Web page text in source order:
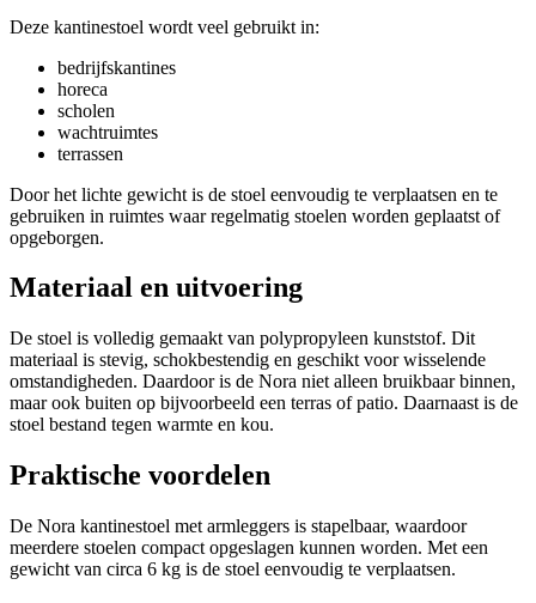
Deze kantinestoel wordt veel gebruikt in:
bedrijfskantines
horeca
scholen
wachtruimtes
terrassen
Door het lichte gewicht is de stoel eenvoudig te verplaatsen en te
gebruiken in ruimtes waar regelmatig stoelen worden geplaatst of
opgeborgen.
Materiaal en uitvoering
De stoel is volledig gemaakt van polypropyleen kunststof. Dit
materiaal is stevig, schokbestendig en geschikt voor wisselende
omstandigheden. Daardoor is de Nora niet alleen bruikbaar binnen,
maar ook buiten op bijvoorbeeld een terras of patio. Daarnaast is de
stoel bestand tegen warmte en kou.
Praktische voordelen
De Nora kantinestoel met armleggers is stapelbaar, waardoor
meerdere stoelen compact opgeslagen kunnen worden. Met een
gewicht van circa 6 kg is de stoel eenvoudig te verplaatsen.